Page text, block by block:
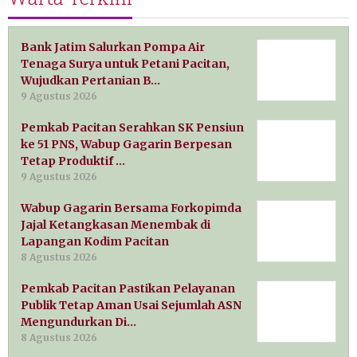
Bank Jatim Salurkan Pompa Air
Tenaga Surya untuk Petani Pacitan,
Wujudkan Pertanian B…
9 Agustus 2026
Pemkab Pacitan Serahkan SK Pensiun
ke 51 PNS, Wabup Gagarin Berpesan
Tetap Produktif …
9 Agustus 2026
Wabup Gagarin Bersama Forkopimda
Jajal Ketangkasan Menembak di
Lapangan Kodim Pacitan
8 Agustus 2026
Pemkab Pacitan Pastikan Pelayanan
Publik Tetap Aman Usai Sejumlah ASN
Mengundurkan Di…
8 Agustus 2026